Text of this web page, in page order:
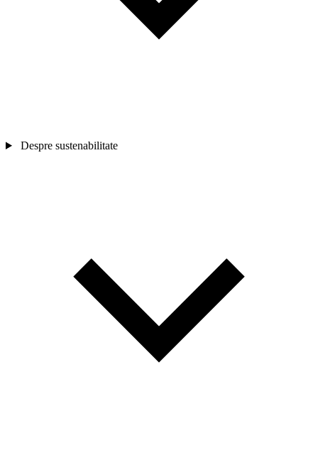
Despre sustenabilitate